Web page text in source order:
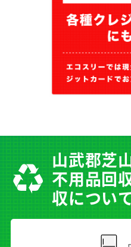
山武郡芝
不用品回
収につい